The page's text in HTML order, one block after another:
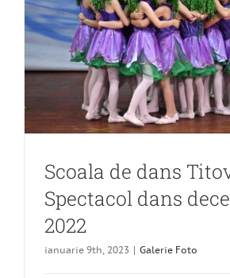
Scoala de dans
Spectacol dans
2022
ianuarie 9th, 2023 | Galerie Foto